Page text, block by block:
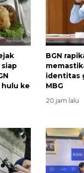
hulu ke
BGN
identitas
MBG
20 jam lalu